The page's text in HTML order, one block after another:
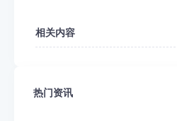
相关内容
热门资讯